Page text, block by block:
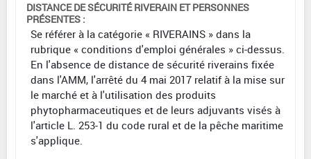
DISTANCE DE SÉCURITÉ RIVERAIN ET PERSONNES
PRÉSENTES :
Se référer à la catégorie « RIVERAINS » dans la
rubrique « conditions d'emploi générales » ci-dessus.
En l'absence de distance de sécurité riverains fixée
dans l'AMM, l'arrêté du 4 mai 2017 relatif à la mise sur
le marché et à l'utilisation des produits
phytopharmaceutiques et de leurs adjuvants visés à
l'article L. 253-1 du code rural et de la pêche maritime
s'applique.